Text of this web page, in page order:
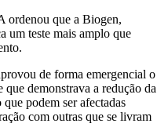
ordenou que a Biogen,
um teste mais amplo que
de forma emergencial o
demonstrava a redução da
podem ser afectadas
com outras que se livram